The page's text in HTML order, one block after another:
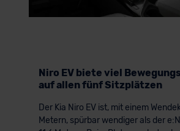
Niro EV biete viel
auf allen fünf Sitzplätzen
Der Kia Niro EV ist, mit einem
Metern, spürbar wendiger als der